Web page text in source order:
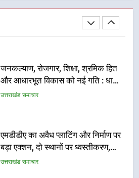
अभियुक्तों को पुलिस ने किया गिरफ्तार
जनकल्याण, रोजगार, शिक्षा, श्रमिक हित
और आधारभूत विकास को नई गति : धामी
कैबिनेट के ऐतिहासिक फैसले
उत्तराखंड समाचार
एमडीडीए का अवैध प्लाटिंग और निर्माण पर
बड़ा एक्शन, दो स्थानों पर ध्वस्तीकरण,
मसूरी मार्ग पर अवैध निर्माण सील
उत्तराखंड समाचार